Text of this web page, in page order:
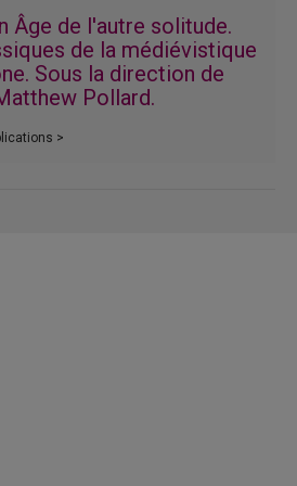
Âge de l'autre solitude.
de la médiévistique
Sous la direction de
Pollard.
>